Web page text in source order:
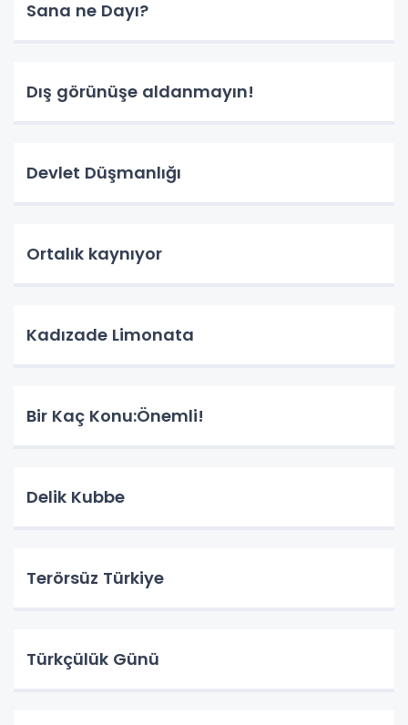
Sana ne Dayı?
Dış görünüşe aldanmayın!
Devlet Düşmanlığı
Ortalık kaynıyor
Kadızade Limonata
Bir Kaç Konu:Önemli!
Delik Kubbe
Terörsüz Türkiye
Türkçülük Günü